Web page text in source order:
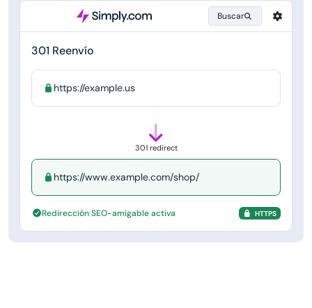
Buscar
301 Reenvío
https://example.us
301 redirect
https://www.example.com/shop/
Redirección SEO-amigable activa HTTPS